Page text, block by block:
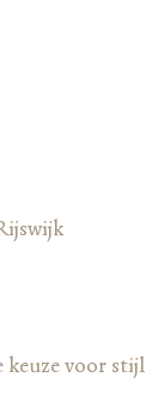
keuze voor stijl